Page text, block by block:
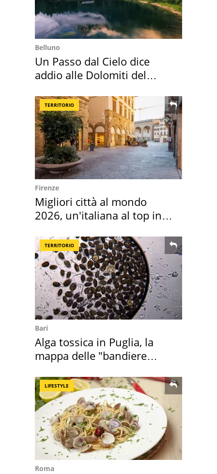
Belluno
Un Passo dal Cielo dice
addio alle Dolomiti del
TERRITORIO
Firenze
Migliori città al mondo
2026, un'italiana al top in
TERRITORIO
Bari
Alga tossica in Puglia, la
mappa delle "bandiere
LIFESTYLE
Roma